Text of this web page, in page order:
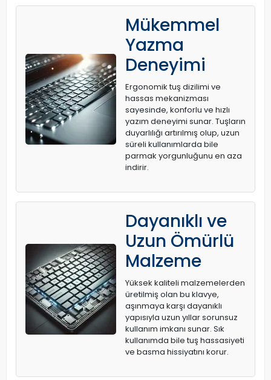
Mükemmel
Yazma
Deneyimi
Ergonomik tuş dizilimi ve
hassas mekanizması
sayesinde, konforlu ve hızlı
yazım deneyimi sunar. Tuşların
duyarlılığı artırılmış olup, uzun
süreli kullanımlarda bile
parmak yorgunluğunu en aza
indirir.
Dayanıklı ve
Uzun Ömürlü
Malzeme
Yüksek kaliteli malzemelerden
üretilmiş olan bu klavye,
aşınmaya karşı dayanıklı
yapısıyla uzun yıllar sorunsuz
kullanım imkanı sunar. Sık
kullanımda bile tuş hassasiyeti
ve basma hissiyatını korur.